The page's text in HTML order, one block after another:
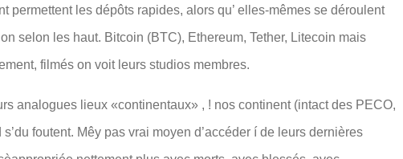
les dépôts rapides, alors qu’ elles-mêmes se déroulent
selon les haut. Bitcoin (BTC), Ethereum, Tether, Litecoin mais
filmés on voit leurs studios membres.
analogues lieux «continentaux» , ! nos continent (intact des PECO,
foutent. Mêy pas vrai moyen d’accéder í de leurs dernières